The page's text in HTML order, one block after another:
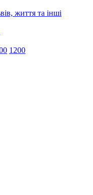
життя та інші
1200